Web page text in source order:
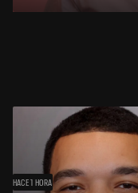
HACE 1 HORA